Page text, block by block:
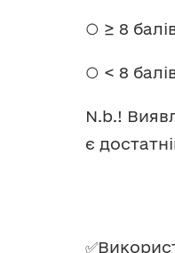
○ ≥ 8
○ < 8
N.b.!
є